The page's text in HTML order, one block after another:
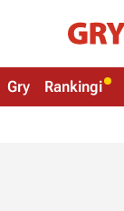
Gry Rankingi